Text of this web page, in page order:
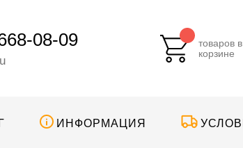
08-09
товаров в
корзине
ИНФОРМАЦИЯ